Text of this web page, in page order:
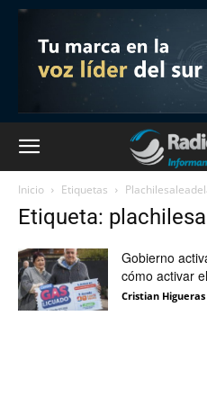
Inicio Etiquetas
Etiqueta:
Gobierno
cómo activar
Cristian Higueras